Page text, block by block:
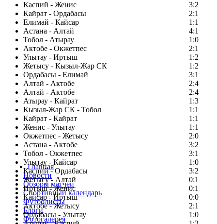
Каспий - Женис
3:2
Кайрат - Ордабасы
2:1
Елимай - Кайсар
1:1
Астана - Алтай
4:1
Тобол - Атырау
1:0
Актобе - Окжетпес
2:1
Улытау - Иртыш
1:2
Жетысу - Кызыл-Жар СК
1:2
Ордабасы - Елимай
3:1
Алтай - Актобе
2:4
Алтай - Актобе
2:4
Атырау - Кайрат
1:3
Кызыл-Жар СК - Тобол
1:1
Кайрат - Кайрат
1:1
Женис - Улытау
1:1
Окжетпес - Жетысу
2:0
Астана - Актобе
3:2
Тобол - Окжетпес
3:1
Улытау - Кайсар
1:0
Каспий - Ордабасы
3:2
Жетысу - Алтай
0:1
Иртыш - Женис
0:1
Кайсар - Иртыш
0:0
Актобе - Жетысу
2:1
Ордабасы - Улытау
1:0
Главная
Новости
Обзоры матчей
Спортивный календарь
Футболисты
Блоги
Фотогалерея